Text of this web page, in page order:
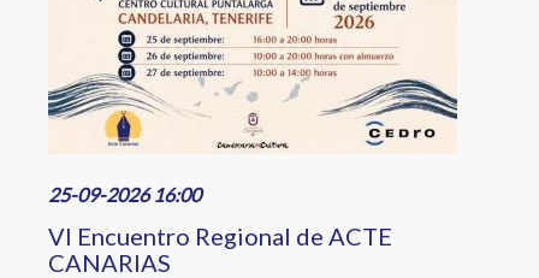
25-09-2026 16:00
VI Encuentro Regional de ACTE
CANARIAS